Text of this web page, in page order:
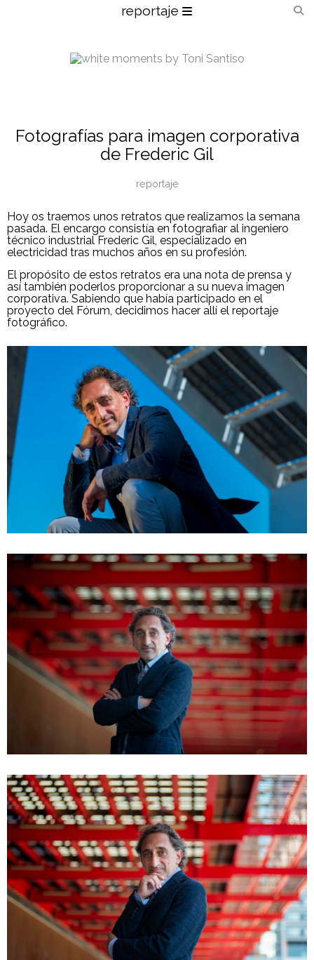
reportaje
Fotografías para imagen corporativa
de Frederic Gil
reportaje
Hoy os traemos unos retratos que realizamos la semana
pasada. El encargo consistía en fotografiar al ingeniero
técnico industrial Frederic Gil, especializado en
electricidad tras muchos años en su profesión.
El propósito de estos retratos era una nota de prensa y
así también poderlos proporcionar a su nueva imagen
corporativa. Sabiendo que había participado en el
proyecto del Fórum, decidimos hacer allí el reportaje
fotográfico.